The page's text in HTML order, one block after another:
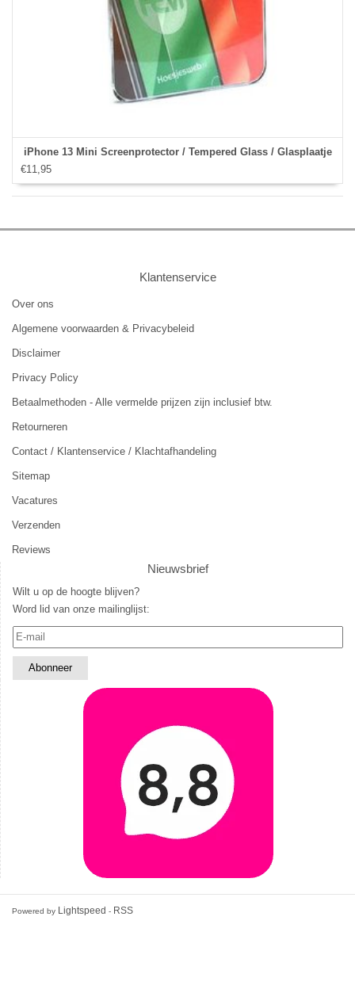
iPhone 13 Mini Screenprotector / Tempered Glass / Glasplaatje
€11,95
Klantenservice
Over ons
Algemene voorwaarden & Privacybeleid
Disclaimer
Privacy Policy
Betaalmethoden - Alle vermelde prijzen zijn inclusief btw.
Retourneren
Contact / Klantenservice / Klachtafhandeling
Sitemap
Vacatures
Verzenden
Reviews
Nieuwsbrief
Wilt u op de hoogte blijven?
Word lid van onze mailinglijst:
Powered by Lightspeed - RSS